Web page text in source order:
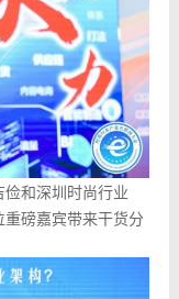
俭和深圳时尚行业
磅嘉宾带来干货分